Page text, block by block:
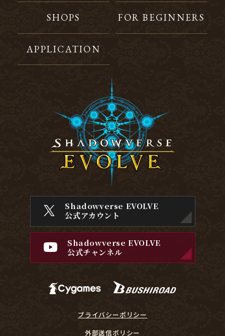
SHOPS FOR BEGINNERS
APPLICATION
Shadowverse EVOLVE
公式アカウント
Shadowverse EVOLVE
公式チャンネル
プライバシーポリシー
外部送信ポリシー